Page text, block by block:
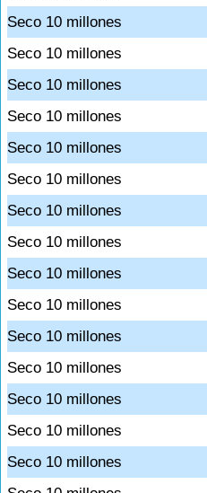
Seco 10 millones
Seco 10 millones
Seco 10 millones
Seco 10 millones
Seco 10 millones
Seco 10 millones
Seco 10 millones
Seco 10 millones
Seco 10 millones
Seco 10 millones
Seco 10 millones
Seco 10 millones
Seco 10 millones
Seco 10 millones
Seco 10 millones